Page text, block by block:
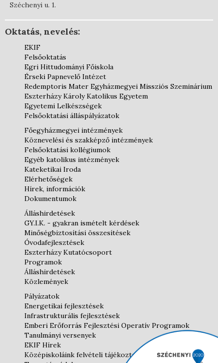
Széchenyi u. 1.
Oktatás, nevelés:
EKIF
Felsőoktatás
Egri Hittudományi Főiskola
Érseki Papnevelő Intézet
Redemptoris Mater Egyházmegyei Missziós Szeminárium
Eszterházy Károly Katolikus Egyetem
Egyetemi Lelkészségek
Felsőoktatási álláspályázatok
Főegyházmegyei intézmények
Köznevelési és szakképző intézmények
Felsőoktatási kollégiumok
Egyéb katolikus intézmények
Kateketikai Iroda
Elérhetőségek
Hírek, információk
Dokumentumok
Álláshirdetések
GY.I.K. - gyakran ismételt kérdések
Minőségbiztosítási összesítések
Óvodafejlesztések
Eszterházy Kutatócsoport
Programok
Álláshirdetések
Közlemények
Pályázatok
Energetikai fejlesztések
Infrastrukturális fejlesztések
Emberi Erőforrás Fejlesztési Operatív Programok
Tanulmányi versenyek
EKIF Hírek
Középiskoláink felvételi tájékoztatói